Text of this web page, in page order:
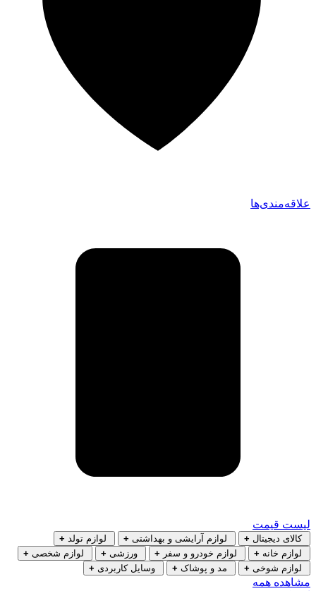
علاقه‌مندی‌ها
لیست قیمت
کالای دیجیتال + لوازم آرایشی و بهداشتی + لوازم تولد +
لوازم خانه + لوازم خودرو و سفر + ورزشی + لوازم شخصی +
لوازم شوخی + مد و پوشاک + وسایل کاربردی +
مشاهده همه